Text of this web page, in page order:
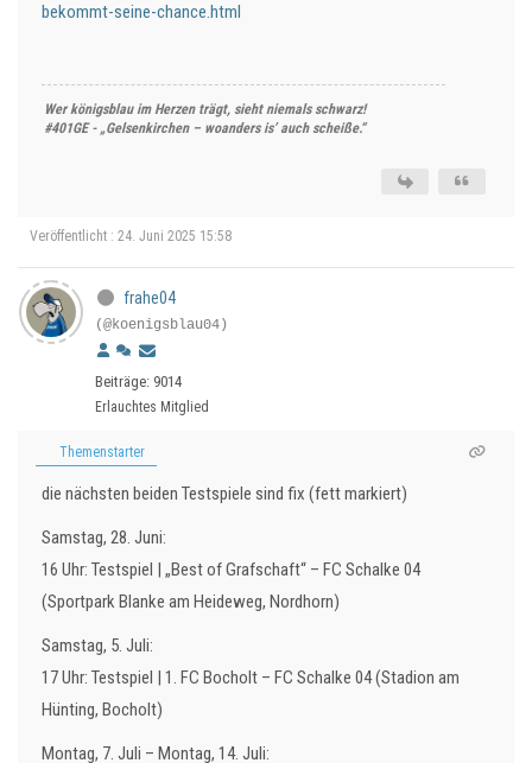
bekommt-seine-chance.html
Wer königsblau im Herzen trägt, sieht niemals schwarz!
#401GE - „Gelsenkirchen – woanders is’ auch scheiße.“
Veröffentlicht : 24. Juni 2025 15:58
frahe04
(@koenigsblau04)
Beiträge: 9014
Erlauchtes Mitglied
Themenstarter
die nächsten beiden Testspiele sind fix (fett markiert)
Samstag, 28. Juni:
16 Uhr: Testspiel | „Best of Grafschaft“ – FC Schalke 04
(Sportpark Blanke am Heideweg, Nordhorn)
Samstag, 5. Juli:
17 Uhr: Testspiel | 1. FC Bocholt – FC Schalke 04 (Stadion am
Hünting, Bocholt)
Montag, 7. Juli – Montag, 14. Juli: